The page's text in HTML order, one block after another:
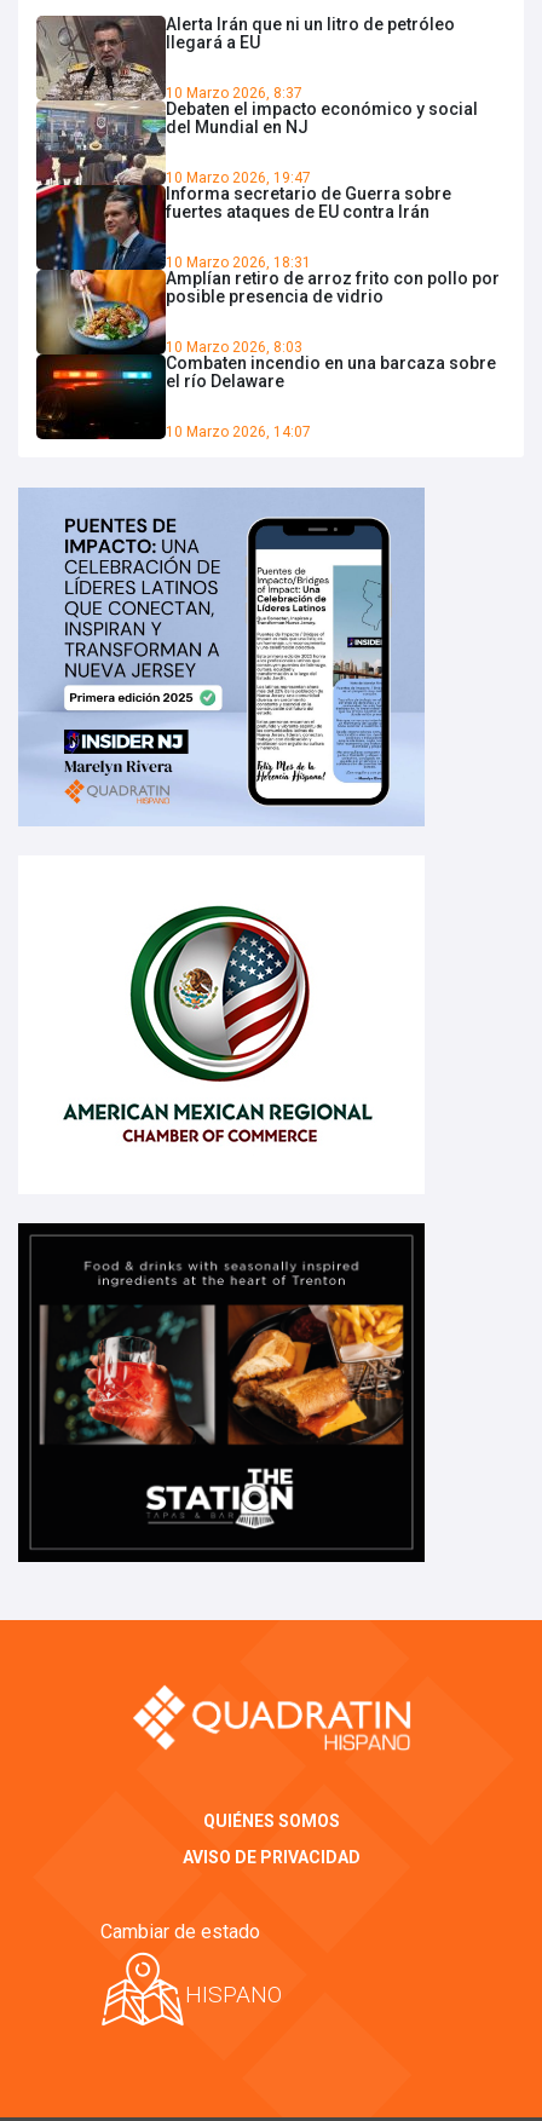
Alerta Irán que ni un litro de petróleo
llegará a EU
10 Marzo 2026, 8:37
Debaten el impacto económico y social
del Mundial en NJ
10 Marzo 2026, 19:47
Informa secretario de Guerra sobre
fuertes ataques de EU contra Irán
10 Marzo 2026, 18:31
Amplían retiro de arroz frito con pollo por
posible presencia de vidrio
10 Marzo 2026, 8:03
Combaten incendio en una barcaza sobre
el río Delaware
10 Marzo 2026, 14:07
QUIÉNES SOMOS
AVISO DE PRIVACIDAD
Cambiar de estado
HISPANO